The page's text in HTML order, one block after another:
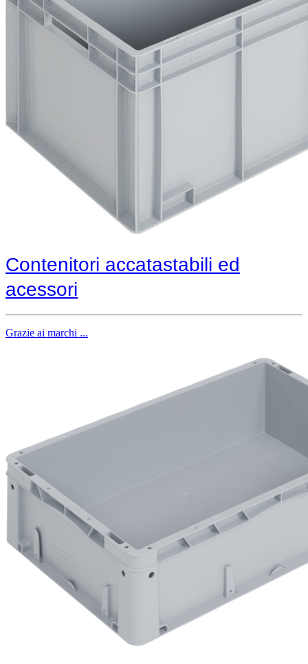
Contenitori accatastabili ed
acessori
Grazie ai marchi ...